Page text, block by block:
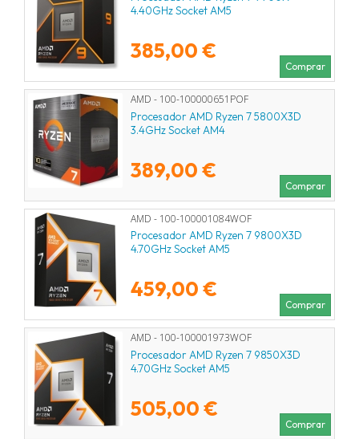
4.40GHz Socket AM5
385,00 €
Comprar
AMD - 100-100000651POF
Procesador AMD Ryzen 7 5800X3D
3.4GHz Socket AM4
389,00 €
Comprar
AMD - 100-100001084WOF
Procesador AMD Ryzen 7 9800X3D
4.70GHz Socket AM5
459,00 €
Comprar
AMD - 100-100001973WOF
Procesador AMD Ryzen 7 9850X3D
4.70GHz Socket AM5
505,00 €
Comprar